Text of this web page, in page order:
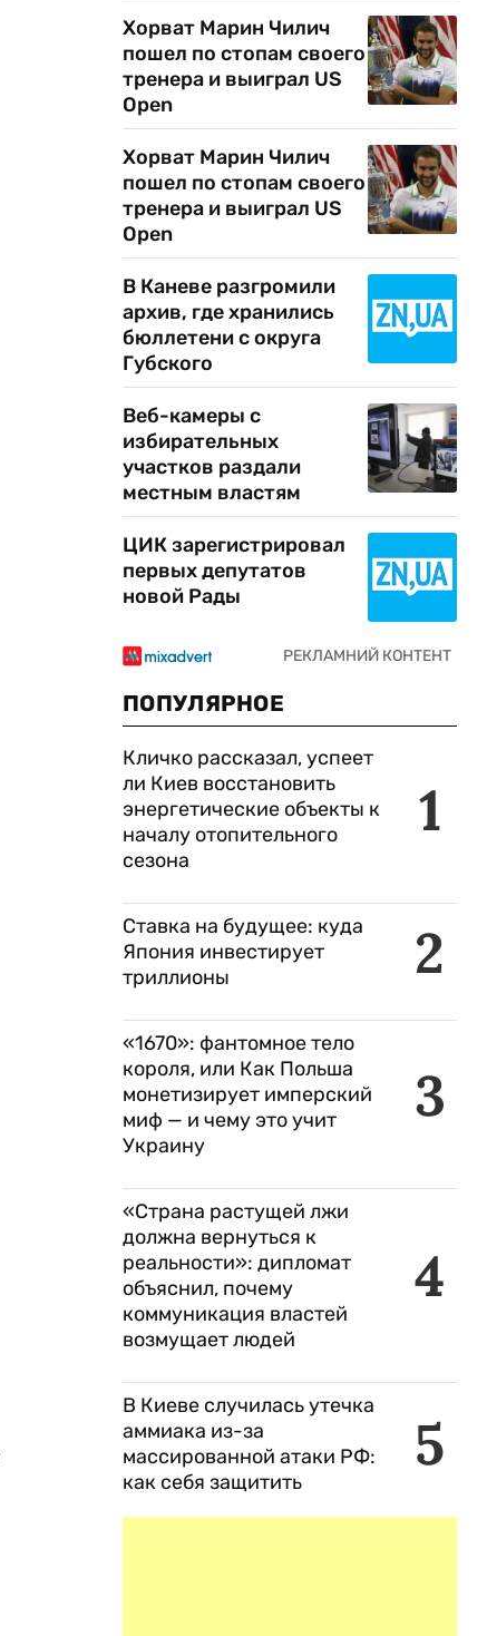
Хорват Марин Чилич
пошел по стопам своего
тренера и выиграл US
Open
Хорват Марин Чилич
пошел по стопам своего
тренера и выиграл US
Open
В Каневе разгромили
архив, где хранились
бюллетени с округа
Губского
Веб-камеры с
избирательных
участков раздали
местным властям
ЦИК зарегистрировал
первых депутатов
новой Рады
ПОПУЛЯРНОЕ
1
Кличко рассказал, успеет
ли Киев восстановить
энергетические объекты к
началу отопительного
сезона
2
Ставка на будущее: куда
Япония инвестирует
триллионы
3
«1670»: фантомное тело
короля, или Как Польша
монетизирует имперский
миф — и чему это учит
Украину
4
«Страна растущей лжи
должна вернуться к
реальности»: дипломат
объяснил, почему
коммуникация властей
возмущает людей
5
В Киеве случилась утечка
аммиака из-за
массированной атаки РФ:
как себя защитить